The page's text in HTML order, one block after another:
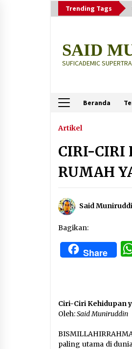
to
Trending Tags
SAID
SUFICADEMIC
Beranda
Terbaru
2
Artikel
CIRI-CIRI
RUMAH
Said
Bagikan:
Share
Ciri-Ciri Kehidupan
Oleh:Said Muniruddin
paling utama di